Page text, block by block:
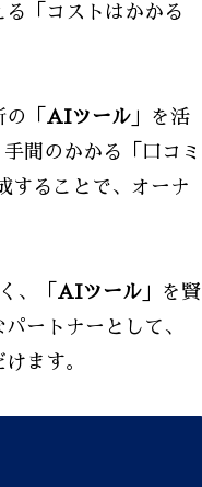
「コストはかかる
「 AIツール」を活
間のかかる「口コミ
することで、オーナ
、「 AIツール」を賢
ートナーとして、
ます。